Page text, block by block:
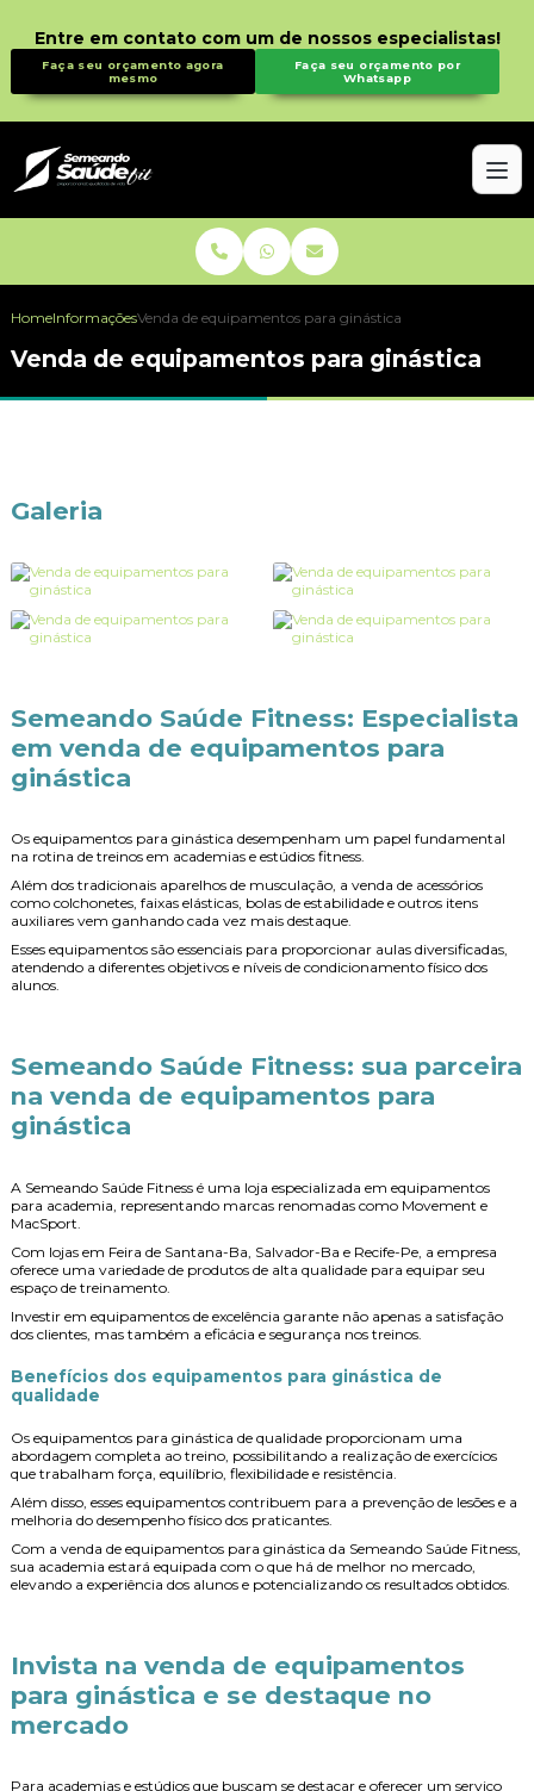
Entre em contato com um de nossos especialistas!
Faça seu orçamento agora
mesmo
Faça seu orçamento por
Whatsapp
HomeInformaçõesVenda de equipamentos para ginástica
Venda de equipamentos para ginástica
Galeria
Semeando Saúde Fitness: Especialista
em venda de equipamentos para
ginástica
Os equipamentos para ginástica desempenham um papel fundamental
na rotina de treinos em academias e estúdios fitness.
Além dos tradicionais aparelhos de musculação, a venda de acessórios
como colchonetes, faixas elásticas, bolas de estabilidade e outros itens
auxiliares vem ganhando cada vez mais destaque.
Esses equipamentos são essenciais para proporcionar aulas diversificadas,
atendendo a diferentes objetivos e níveis de condicionamento físico dos
alunos.
Semeando Saúde Fitness: sua parceira
na venda de equipamentos para
ginástica
A Semeando Saúde Fitness é uma loja especializada em equipamentos
para academia, representando marcas renomadas como Movement e
MacSport.
Com lojas em Feira de Santana-Ba, Salvador-Ba e Recife-Pe, a empresa
oferece uma variedade de produtos de alta qualidade para equipar seu
espaço de treinamento.
Investir em equipamentos de excelência garante não apenas a satisfação
dos clientes, mas também a eficácia e segurança nos treinos.
Benefícios dos equipamentos para ginástica de
qualidade
Os equipamentos para ginástica de qualidade proporcionam uma
abordagem completa ao treino, possibilitando a realização de exercícios
que trabalham força, equilíbrio, flexibilidade e resistência.
Além disso, esses equipamentos contribuem para a prevenção de lesões e a
melhoria do desempenho físico dos praticantes.
Com a venda de equipamentos para ginástica da Semeando Saúde Fitness,
sua academia estará equipada com o que há de melhor no mercado,
elevando a experiência dos alunos e potencializando os resultados obtidos.
Invista na venda de equipamentos
para ginástica e se destaque no
mercado
Para academias e estúdios que buscam se destacar e oferecer um serviço